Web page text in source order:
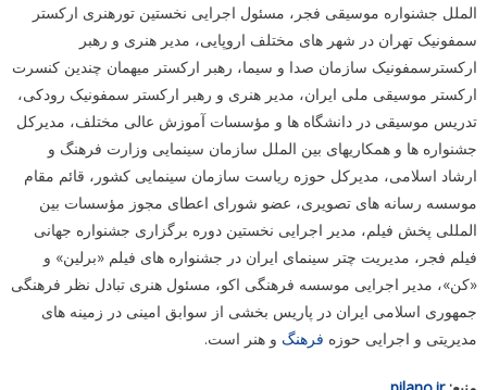
الملل جشنواره موسیقی فجر، مسئول اجرایی نخستین تورهنری ارکستر
سمفونیک تهران در شهر های مختلف اروپایی، مدیر هنری و رهبر
ارکسترسمفونیک سازمان صدا و سیما، رهبر ارکستر میهمان چندین کنسرت
ارکستر موسیقی ملی ایران، مدیر هنری و رهبر ارکستر سمفونیک رودکی،
تدریس موسیقی در دانشگاه ها و مؤسسات آموزش عالی مختلف، مدیرکل
جشنواره ها و همکاریهای بین الملل سازمان سینمایی وزارت فرهنگ و
ارشاد اسلامی، مدیرکل حوزه ریاست سازمان سینمایی کشور، قائم مقام
موسسه رسانه های تصویری، عضو شورای اعطای مجوز مؤسسات بین
المللی پخش فیلم، مدیر اجرایی نخستین دوره برگزاری جشنواره جهانی
فیلم فجر، مدیریت چتر سینمای ایران در جشنواره های فیلم «برلین» و
«کن»، مدیر اجرایی موسسه فرهنگی اکو، مسئول هنری تبادل نظر فرهنگی
جمهوری اسلامی ایران در پاریس بخشی از سوابق امینی در زمینه های
مدیریتی و اجرایی حوزه فرهنگ و هنر است.